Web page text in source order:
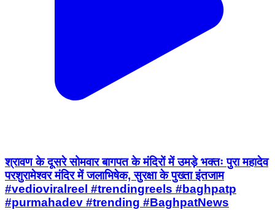
श्रावण के दूसरे सोमवार बागपत के मंदिरों में उमड़े भक्तः पुरा महादेव
परशुरामेश्वर मंदिर में जलाभिषेक, सुरक्षा के पुख्ता इंतजाम
#vedioviralreel #trendingreels #baghpatp
#purmahadev #trending #BaghpatNews